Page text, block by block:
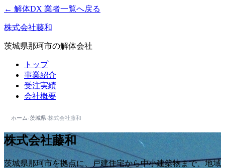
← 解体DX 業者一覧へ戻る
株式会社藤和
茨城県那珂市の解体会社
トップ
事業紹介
受注実績
会社概要
ホーム›茨城県›株式会社藤和
株式会社藤和
茨城県那珂市を拠点に、戸建住宅から中小建築物まで、地域